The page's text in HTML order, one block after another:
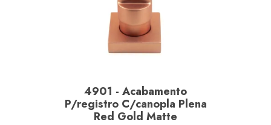
4901 - Acabamento
P/registro C/canopla Plena
Red Gold Matte